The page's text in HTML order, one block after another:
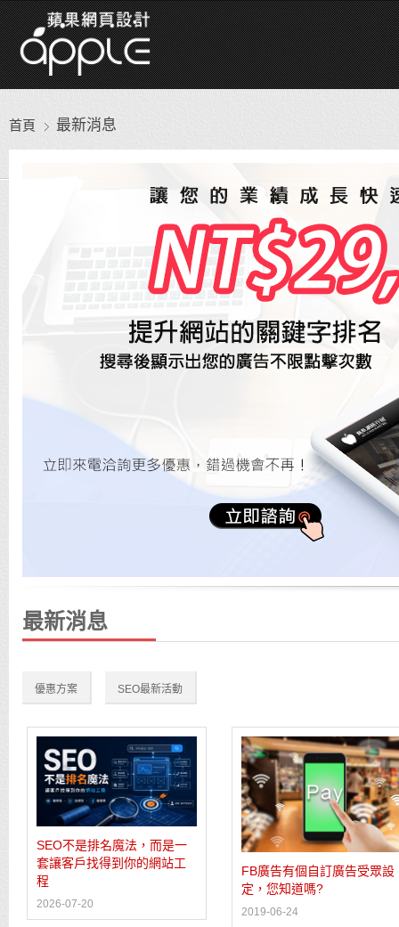
首頁 最新消息
最新消息
優惠方案 SEO最新活動
SEO不是排名魔法，而是一
套讓客戶找得到你的網站工
程
2026-07-20
FB廣告有個自訂廣告受眾設
定，您知道嗎?
2019-06-24